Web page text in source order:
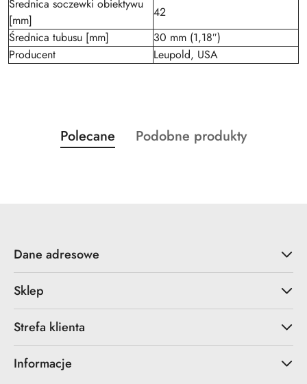
Średnica soczewki obiektywu
[mm]
42
Średnica tubusu [mm]
30 mm (1,18″)
Producent
Leupold, USA
Pomiń karuzelę produktów
Produkty
o
Polecane
Produkty
Podobne produkty
Dane adresowe
Sklep
Strefa klienta
Informacje